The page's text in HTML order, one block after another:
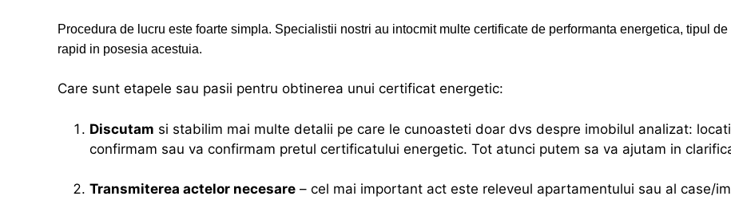
Procedura de lucru este foarte simpla. Specialistii nostri au intocmit multe certificate de performanta energetica, tipul
rapid in posesia acestuia.
Care sunt etapele sau pasii pentru obtinerea unui certificat energetic:
Discutam si stabilim mai multe detalii pe care le cunoasteti doar dvs despre imobilul analizat:
confirmam sau va confirmam pretul certificatului energetic. Tot atunci putem sa va ajutam in
Transmiterea actelor necesare – cel mai important act este releveul apartamentului sau al case/